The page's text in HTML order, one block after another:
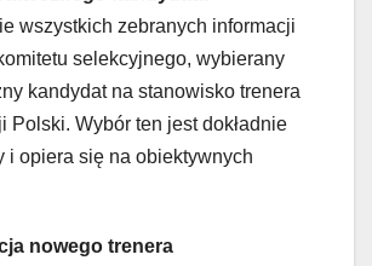
wszystkich zebranych informacji
selekcyjnego, wybierany
kandydat na stanowisko trenera
Polski. Wybór ten jest dokładnie
i opiera się na obiektywnych
nowego trenera